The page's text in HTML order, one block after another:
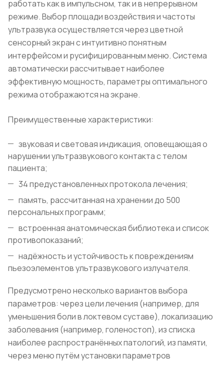
работать как в импульсном, так и в непрерывном
режиме. Выбор площади воздействия и частоты
ультразвука осуществляется через цветной
сенсорный экран с интуитивно понятным
интерфейсом и русифицированным меню. Система
автоматически рассчитывает наиболее
эффективную мощность, параметры оптимального
режима отображаются на экране.
Преимущественные характеристики:
звуковая и световая индикация, оповещающая о
нарушении ультразвукового контакта с телом
пациента;
34 предустановленных протокола лечения;
память, рассчитанная на хранении до 500
персональных программ;
встроенная анатомическая библиотека и список
противопоказаний;
надёжность и устойчивость к повреждениям
пьезоэлементов ультразвукового излучателя.
Предусмотрено несколько вариантов выбора
параметров: через цели лечения (например, для
уменьшения боли в локтевом суставе), локализацию
заболевания (например, голеностоп), из списка
наиболее распространённых патологий, из памяти,
через меню путём установки параметров